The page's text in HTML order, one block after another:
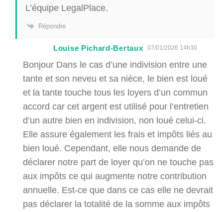
L’équipe LegalPlace.
Répondre
Louise Pichard-Bertaux 07/01/2026 14h30
Bonjour Dans le cas d’une indivision entre une
tante et son neveu et sa nièce, le bien est loué
et la tante touche tous les loyers d’un commun
accord car cet argent est utilisé pour l’entretien
d’un autre bien en indivision, non loué celui-ci.
Elle assure également les frais et impôts liés au
bien loué. Cependant, elle nous demande de
déclarer notre part de loyer qu’on ne touche pas
aux impôts ce qui augmente notre contribution
annuelle. Est-ce que dans ce cas elle ne devrait
pas déclarer la totalité de la somme aux impôts